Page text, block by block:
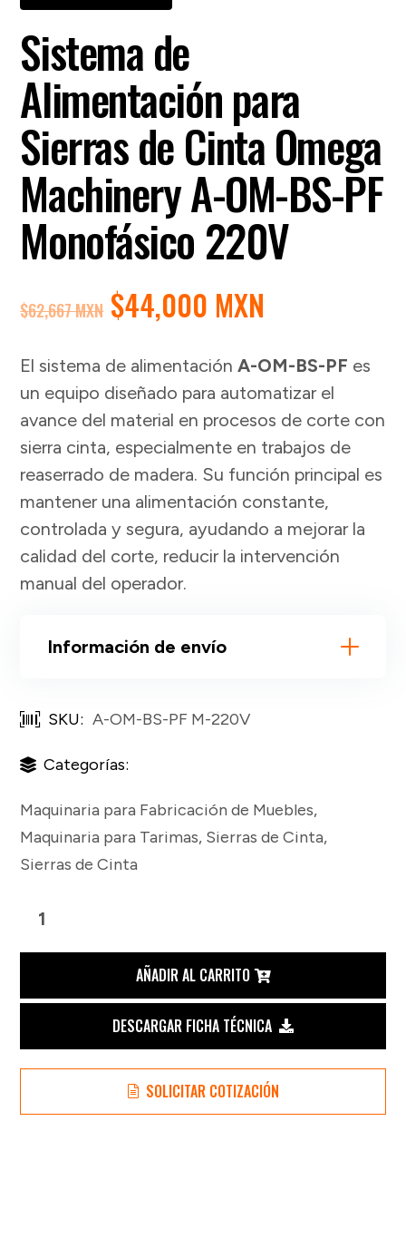
Sistema de
Alimentación para
Sierras de Cinta Omega
Machinery A-OM-BS-PF
Monofásico 220V
$62,667 MXN EL
PRECIO
ORIGINAL
ERA:
$62,667 MXN.
$44,000 MXN
ACTUAL
ES:
$44,000
El sistema de alimentaciónA-OM-BS-PF es
un equipo diseñado para automatizar el
avance del material en procesos de corte con
sierra cinta, especialmente en trabajos de
reaserrado de madera. Su función principal es
mantener una alimentación constante,
controlada y segura, ayudando a mejorar la
calidad del corte, reducir la intervención
manual del operador.
Información de envío
SKU: A-OM-BS-PF M-220V
Categorías:
Maquinaria para Fabricación de Muebles,
Maquinaria para Tarimas, Sierras de Cinta,
Sierras de Cinta
Sistema
Alimentación
para
AÑADIR AL CARRITO
DESCARGAR FICHA TÉCNICA
SOLICITAR COTIZACIÓN